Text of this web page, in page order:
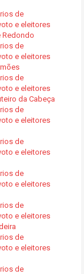
de
e eleitores
Redondo
de
e eleitores
de
e eleitores
da Cabeça
de
e eleitores
de
e eleitores
de
e eleitores
de
e eleitores
de
e eleitores
de